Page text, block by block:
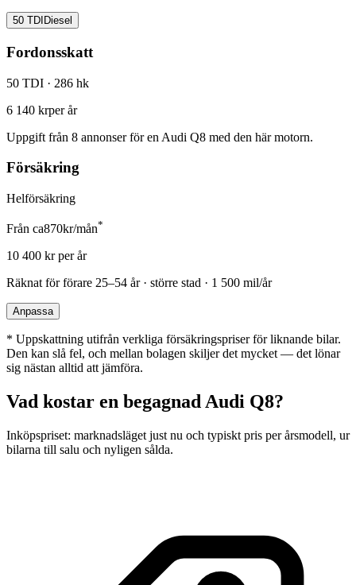
50 TDI Diesel
Fordonsskatt
50 TDI · 286 hk
6 140 krper år
Uppgift från 8 annonser för en Audi Q8 med den här motorn.
Försäkring
Helförsäkring
Från ca870kr/mån*
10 400 kr per år
Räknat för förare 25–54 år · större stad · 1 500 mil/år
Anpassa
* Uppskattning utifrån verkliga försäkringspriser för liknande bilar.
Den kan slå fel, och mellan bolagen skiljer det mycket — det lönar
sig nästan alltid att jämföra.
Vad kostar en begagnadAudi Q8?
Inköpspriset: marknadsläget just nu och typiskt pris per årsmodell, ur
bilarna till salu och nyligen sålda.